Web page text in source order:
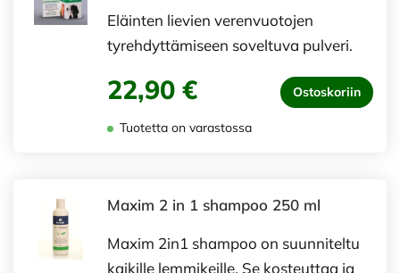
Eläinten lievien verenvuotojen
tyrehdyttämiseen soveltuva pulveri.
22,90 € Ostoskoriin
Tuotetta on varastossa
Maxim 2 in 1 shampoo 250 ml
Maxim 2in1 shampoo on suunniteltu
kaikille lemmikeille. Se kosteuttaa ja